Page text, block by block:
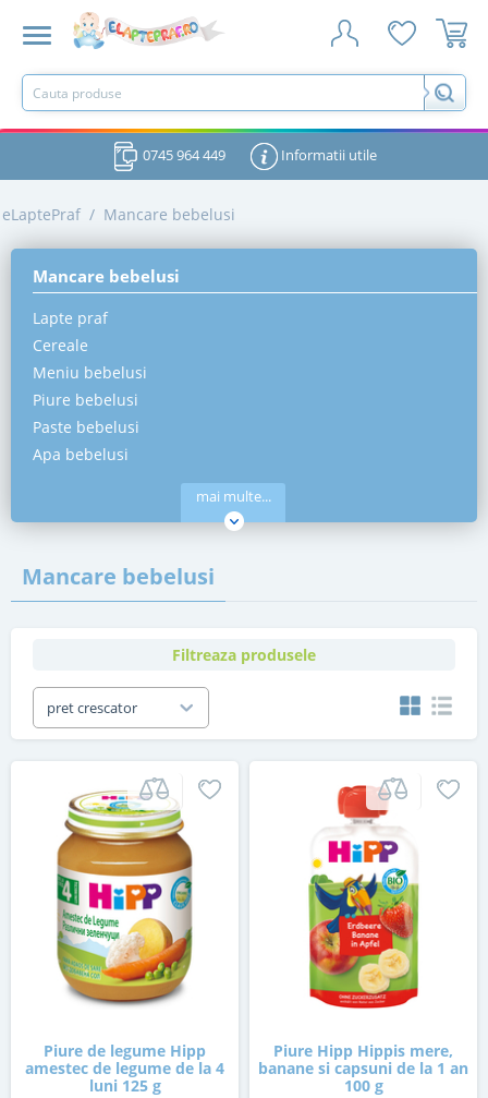
0745 964 449 Informatii utile
eLaptePraf / Mancare bebelusi
Mancare bebelusi
Lapte praf
Cereale
Meniu bebelusi
Piure bebelusi
Paste bebelusi
Apa bebelusi
mai multe...
Mancare bebelusi
Filtreaza produsele
pret crescator
Piure de legume Hipp
amestec de legume de la 4
luni 125 g
Piure Hipp Hippis mere,
banane si capsuni de la 1 an
100 g